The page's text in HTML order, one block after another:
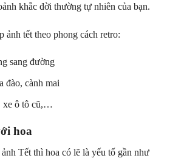
khắc đời thường tự nhiên của bạn.
ảnh tết theo phong cách retro:
sang đường
đào, cành mai
xe ô tô cũ,…
hoa
Tết thì hoa có lẽ là yếu tố gần như